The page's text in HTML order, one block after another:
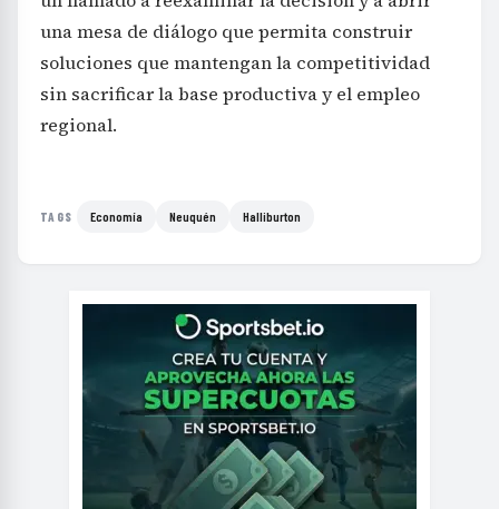
una mesa de diálogo que permita construir
soluciones que mantengan la competitividad
sin sacrificar la base productiva y el empleo
regional.
TAGS Economía Neuquén Halliburton